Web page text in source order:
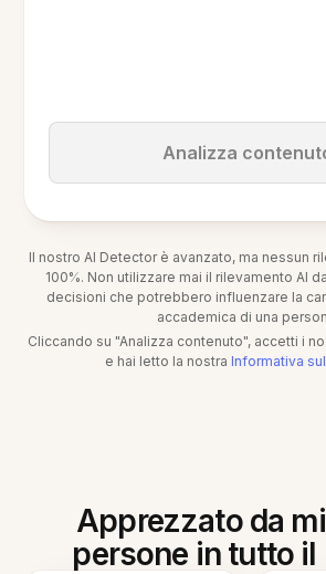
Analizza
Il nostro AI Detector è avanzato, ma nessun
100%. Non utilizzare mai il rilevamento AI
decisioni che potrebbero influenzare la
accademica di una
Cliccando su "Analizza contenuto", accetti i
e hai letto la nostra Informativa
Apprezzato da
persone in tutto il